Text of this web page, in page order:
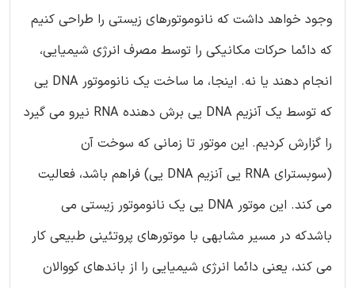
وجود خواهد داشت که نانوموتورهای زیستی را طراحی کنیم
که دائما حرکات مکانیکی را توسط مصرف انرژی شیمیایی،
انجام دهند یا نه. اینجا، ما ساخت یک نانوموتور DNA یی
که توسط یک آنزیم DNA یی برش دهنده RNA نیرو می گیرد
را گزارش کردیم. این موتور تا زمانی که سوخت آن
(سوبسترای RNA یی آنزیم DNA یی) فراهم باشد، فعالیت
می کند. این موتور DNA یی یک نانوموتور زیستی می
باشدکه در مسیر مشابهی با موتورهای پروتئینی طبیعی کار
می کند، یعنی دائما انرژی شیمیایی را از باندهای کووالان